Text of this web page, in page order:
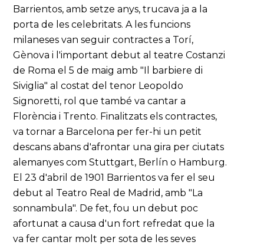
Barrientos, amb setze anys, trucava ja a la
porta de les celebritats. A les funcions
milaneses van seguir contractes a Torí,
Gènova i l'important debut al teatre Costanzi
de Roma el 5 de maig amb "Il barbiere di
Siviglia" al costat del tenor Leopoldo
Signoretti, rol que també va cantar a
Florència i Trento. Finalitzats els contractes,
va tornar a Barcelona per fer-hi un petit
descans abans d'afrontar una gira per ciutats
alemanyes com Stuttgart, Berlín o Hamburg.
El 23 d'abril de 1901 Barrientos va fer el seu
debut al Teatro Real de Madrid, amb "La
sonnambula". De fet, fou un debut poc
afortunat a causa d'un fort refredat que la
va fer cantar molt per sota de les seves